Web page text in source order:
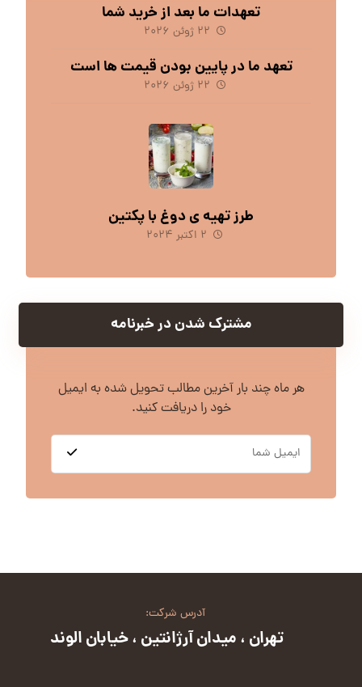
تعهدات ما بعد از خرید شما
۲۲ ژوئن ۲۰۲۶
تعهد ما در پایین بودن قیمت ها است
۲۲ ژوئن ۲۰۲۶
طرز تهیه ی دوغ با پکتین
۲ اکتبر ۲۰۲۴
مشترک شدن در خبرنامه
هر ماه چند بار آخرین مطالب تحویل شده به ایمیل
خود را دریافت کنید.
آدرس شرکت:
تهران ، میدان آرژانتین ، خیابان الوند